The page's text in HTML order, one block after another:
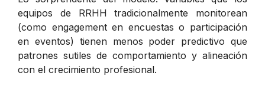
equipos de RRHH tradicionalmente monitorean
(como engagement en encuestas o participación
en eventos) tienen menos poder predictivo que
patrones sutiles de comportamiento y alineación
con el crecimiento profesional.